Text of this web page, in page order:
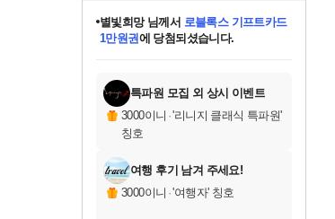
교환.
당첨되셨습니다.
당첨되셨습니다.
당첨되셨습니다.
별빛희망님께서 로블록스 기프트카드
1만원권에 당첨되셨습니다.
당첨되셨습니다.
당첨되셨습니다.
당첨되셨습니다.
당첨되셨습니다.
에디션 (스팀코드)를 교환.
당첨되셨습니다.
특파원 모집 외 상시 이벤트
3000이니 ·'리니지 클래식 특파원'
칭호
여행 후기 남겨 주세요!
3000이니 ·'여행자' 칭호